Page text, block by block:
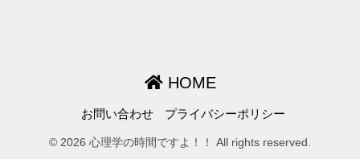
HOME
お問い合わせ プライバシーポリシー
© 2026 心理学の時間ですよ！！ All rights reserved.